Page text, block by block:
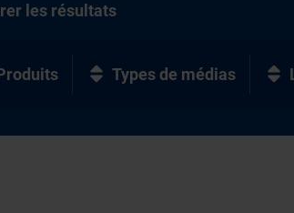
les résultats
Types de médias